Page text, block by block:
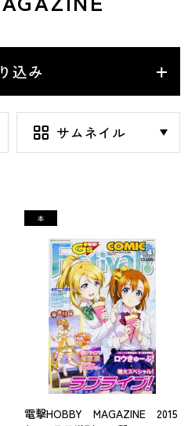
込み
電撃HOBBY MAGAZINE 2015